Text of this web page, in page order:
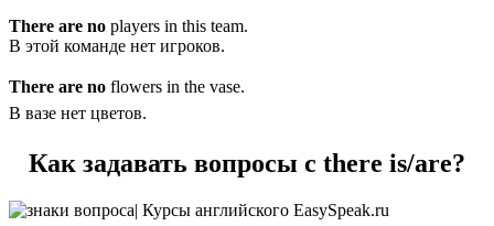
There are no players in this team.
В этой команде нет игроков.
There are no flowers in the vase.
В вазе нет цветов.
Как задавать вопросы с there is/are?